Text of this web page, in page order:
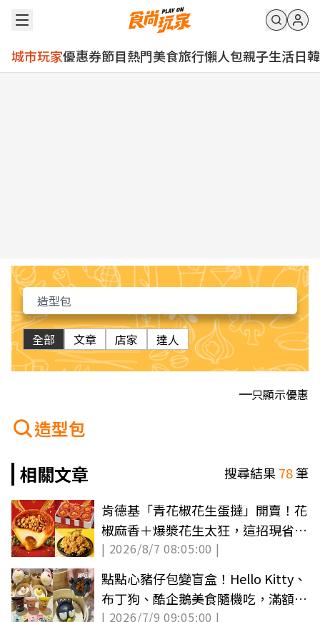
城市玩家優惠券節目熱門美食旅行懶人包親子生活日韓
全部 文章 店家 達人
只顯示優惠
造型包
相關文章
搜尋結果78筆
肯德基「青花椒花生蛋撻」開賣！花
椒麻香＋爆漿花生太狂，這招現省10
元
| 2026/8/7 08:05:00 |
點點心豬仔包變盲盒！Hello Kitty、
布丁狗、酷企鵝美食隨機吃，滿額贈
| 2026/7/9 09:05:00 |